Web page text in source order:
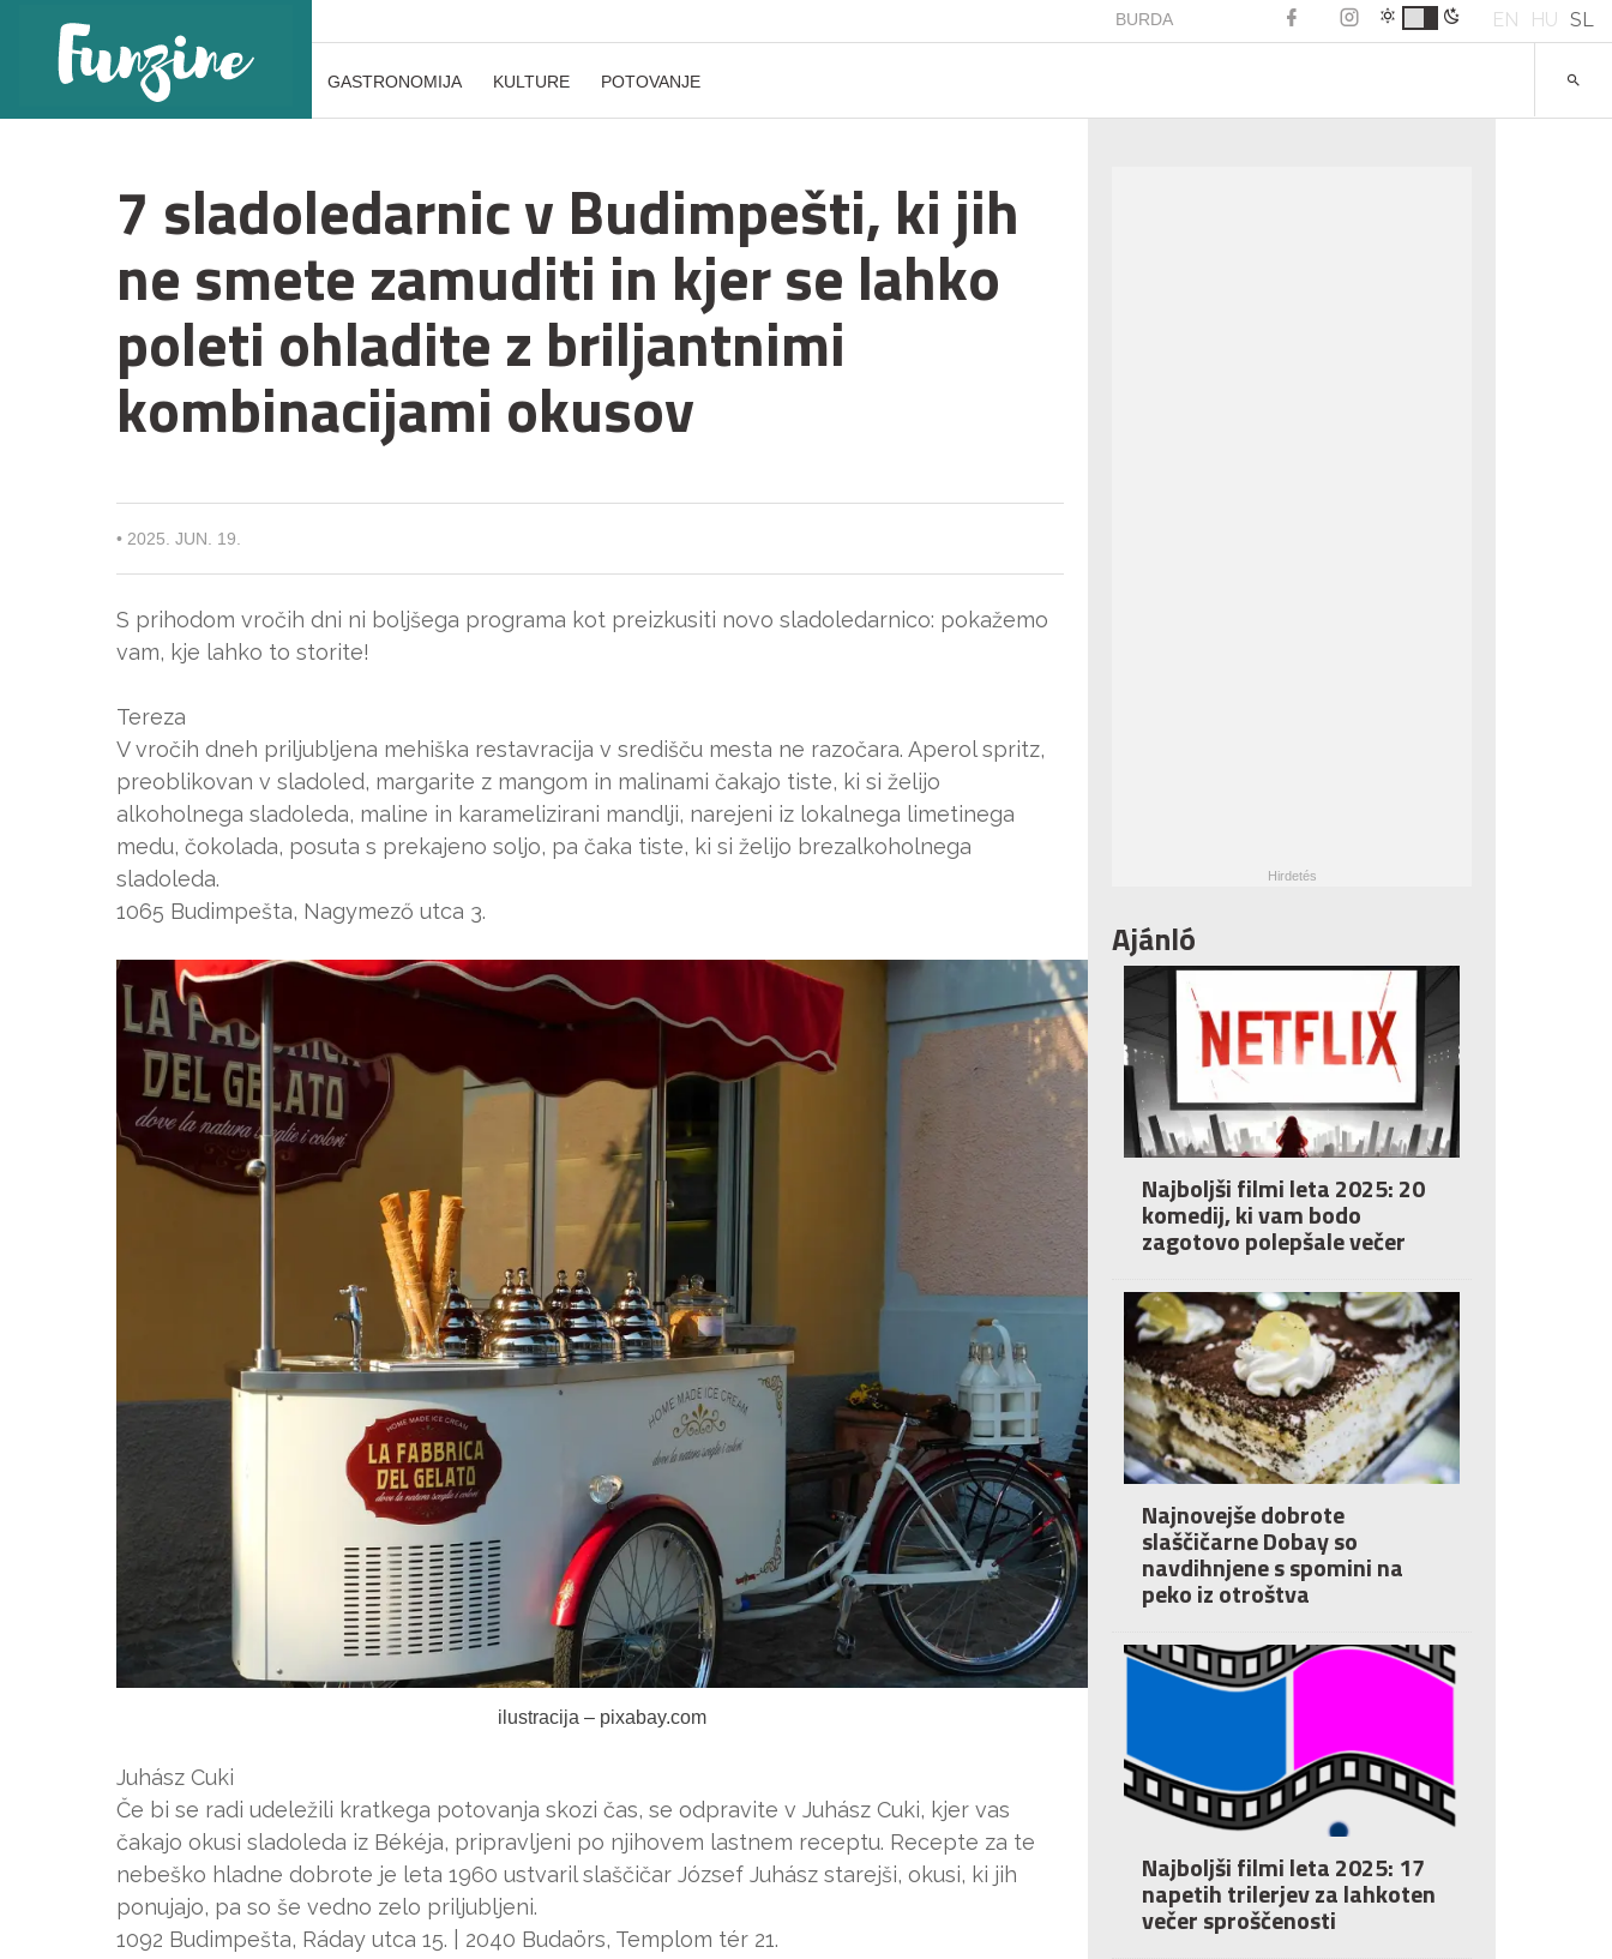
BURDA EN HU SL
GASTRONOMIJA KULTURE POTOVANJE
7 sladoledarnic v Budimpešti, ki jih
ne smete zamuditi in kjer se lahko
poleti ohladite z briljantnimi
kombinacijami okusov
• 2025. JUN. 19.
S prihodom vročih dni ni boljšega programa kot preizkusiti novo sladoledarnico: pokažemo
vam, kje lahko to storite!
Tereza
V vročih dneh priljubljena mehiška restavracija v središču mesta ne razočara. Aperol spritz,
preoblikovan v sladoled, margarite z mangom in malinami čakajo tiste, ki si želijo
alkoholnega sladoleda, maline in karamelizirani mandlji, narejeni iz lokalnega limetinega
medu, čokolada, posuta s prekajeno soljo, pa čaka tiste, ki si želijo brezalkoholnega
sladoleda.
1065 Budimpešta, Nagymező utca 3.
ilustracija – pixabay.com
Juhász Cuki
Če bi se radi udeležili kratkega potovanja skozi čas, se odpravite v Juhász Cuki, kjer vas
čakajo okusi sladoleda iz Békéja, pripravljeni po njihovem lastnem receptu. Recepte za te
nebeško hladne dobrote je leta 1960 ustvaril slaščičar József Juhász starejši, okusi, ki jih
ponujajo, pa so še vedno zelo priljubljeni.
1092 Budimpešta, Ráday utca 15. | 2040 Budaörs, Templom tér 21.
Ajánló
Najboljši filmi leta 2025: 20
komedij, ki vam bodo
zagotovo polepšale večer
Najnovejše dobrote
slaščičarne Dobay so
navdihnjene s spomini na
peko iz otroštva
Najboljši filmi leta 2025: 17
napetih trilerjev za lahkoten
večer sproščenosti